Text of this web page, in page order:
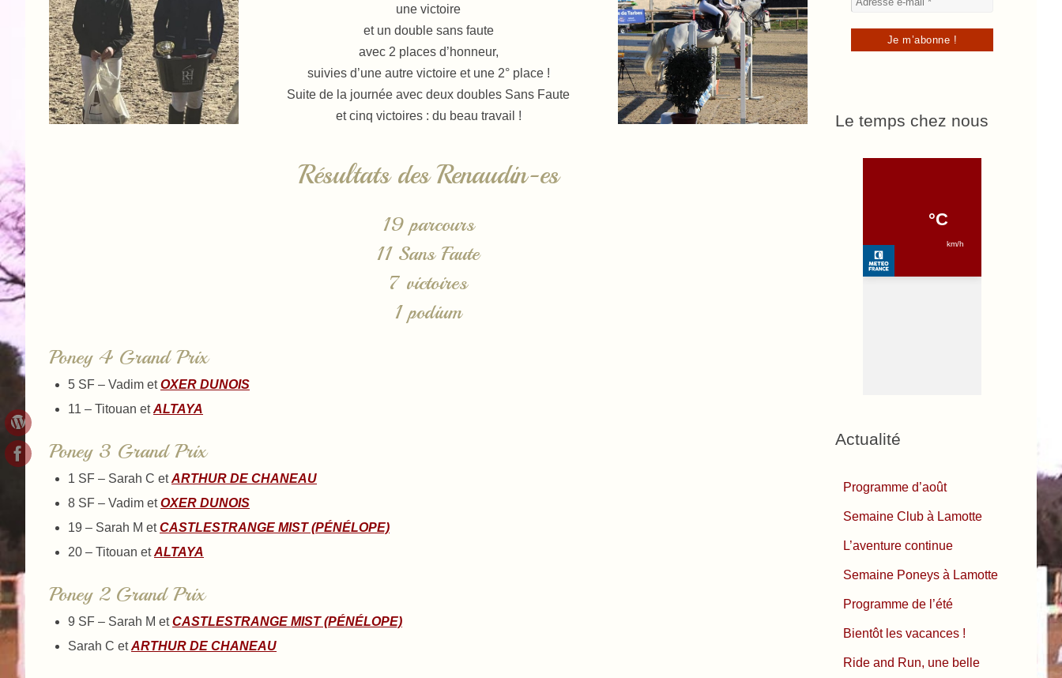
une victoire
et un double sans faute
avec 2 places d’honneur,
suivies d’une autre victoire et une 2° place !
Suite de la journée avec deux doubles Sans Faute
et cinq victoires : du beau travail !
Résultats des Renaudin-es
19 parcours
11 Sans Faute
7 victoires
1 podium
Poney 4 Grand Prix
5 SF – Vadim etOXER DUNOIS
11 – Titouan etALTAYA
Poney 3 Grand Prix
1 SF – Sarah C etARTHUR DE CHANEAU
8 SF – Vadim etOXER DUNOIS
19 – Sarah M etCASTLESTRANGE MIST (PÉNÉLOPE)
20 – Titouan etALTAYA
Poney 2 Grand Prix
9 SF – Sarah M etCASTLESTRANGE MIST (PÉNÉLOPE)
Sarah C etARTHUR DE CHANEAU
Le temps chez nous
Actualité
Programme d’août
Semaine Club à Lamotte
L’aventure continue
Semaine Poneys à Lamotte
Programme de l’été
Bientôt les vacances !
Ride and Run, une belle